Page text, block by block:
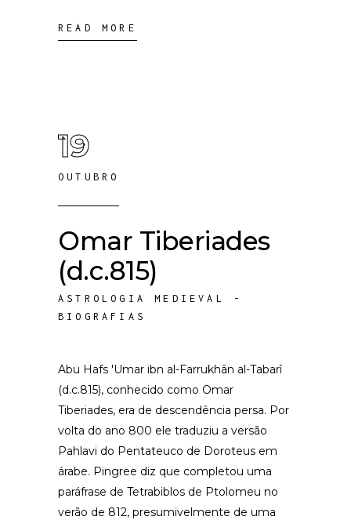
READ MORE
19
OUTUBRO
Omar Tiberiades
(d.c.815)
ASTROLOGIA MEDIEVAL -
BIOGRAFIAS
Abu Hafs 'Umar ibn al-Farrukhân al-Tabarî
(d.c.815), conhecido como Omar
Tiberiades, era de descendência persa. Por
volta do ano 800 ele traduziu a versão
Pahlavi do Pentateuco de Doroteus em
árabe. Pingree diz que completou uma
paráfrase de Tetrabiblos de Ptolomeu no
verão de 812, presumivelmente de uma